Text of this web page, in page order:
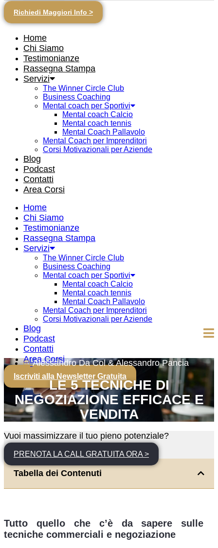
Richiedi Maggiori Info >
Home
Chi Siamo
Testimonianze
Rassegna Stampa
Servizi
The Winner Circle Club
Business Coaching
Mental coach per Sportivi
Mental coach Calcio
Mental coach tennis
Mental Coach Pallavolo
Mental Coach per Imprenditori
Corsi Motivazionali per Aziende
Blog
Podcast
Contatti
Area Corsi
Home
Chi Siamo
Testimonianze
Rassegna Stampa
Servizi
The Winner Circle Club
Business Coaching
Mental coach per Sportivi
Mental coach Calcio
Mental coach tennis
Mental Coach Pallavolo
Mental Coach per Imprenditori
Corsi Motivazionali per Aziende
Blog
Podcast
Contatti
Area Corsi
Iscriviti alla Newsletter Gratuita
Alessandro Da Col & Alessandro Pancia
LE 5 TECNICHE DI
NEGOZIAZIONE EFFICACE E
VENDITA
Vuoi massimizzare il tuo pieno potenziale?
PRENOTA LA CALL GRATUITA ORA >
Tabella dei Contenuti
Tutto quello che c’è da sapere sulle
tecniche commerciali e negoziazione